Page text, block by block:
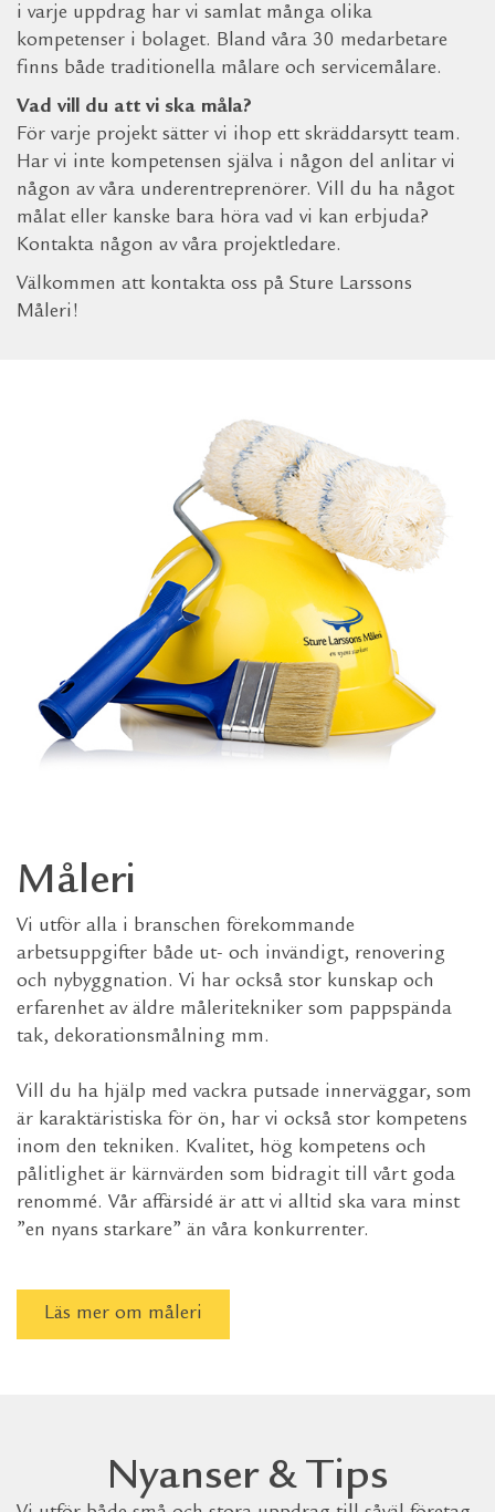
i varje uppdrag har vi samlat många olika
kompetenser i bolaget. Bland våra 30 medarbetare
finns både traditionella målare och servicemålare.
Vad vill du att vi ska måla?
För varje projekt sätter vi ihop ett skräddarsytt team.
Har vi inte kompetensen själva i någon del anlitar vi
någon av våra underentreprenörer. Vill du ha något
målat eller kanske bara höra vad vi kan erbjuda?
Kontakta någon av våra projektledare.
Välkommen att kontakta oss på Sture Larssons
Måleri!
Måleri
Vi utför alla i branschen förekommande
arbetsuppgifter både ut- och invändigt, renovering
och nybyggnation. Vi har också stor kunskap och
erfarenhet av äldre måleritekniker som pappspända
tak, dekorationsmålning mm.
Vill du ha hjälp med vackra putsade innerväggar, som
är karaktäristiska för ön, har vi också stor kompetens
inom den tekniken. Kvalitet, hög kompetens och
pålitlighet är kärnvärden som bidragit till vårt goda
renommé. Vår affärsidé är att vi alltid ska vara minst
”en nyans starkare” än våra konkurrenter.
Läs mer om måleri
Nyanser & Tips